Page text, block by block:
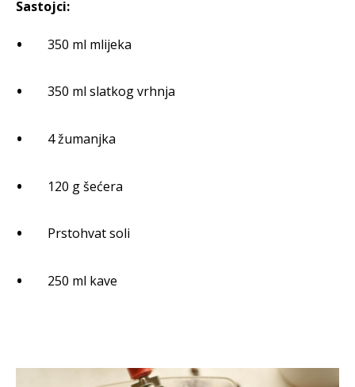
Sastojci:
350 ml mlijeka
350 ml slatkog vrhnja
4 žumanjka
120 g šećera
Prstohvat soli
250 ml kave